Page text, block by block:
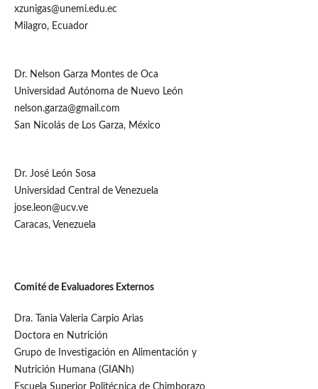
xzunigas@unemi.edu.ec
Milagro, Ecuador
Dr. Nelson Garza Montes de Oca
Universidad Autónoma de Nuevo León
nelson.garza@gmail.com
San Nicolás de Los Garza, México
Dr. José León Sosa
Universidad Central de Venezuela
jose.leon@ucv.ve
Caracas, Venezuela
Comité de Evaluadores Externos
Dra. Tania Valeria Carpio Arias
Doctora en Nutrición
Grupo de Investigación en Alimentación y
Nutrición Humana (GIANh)